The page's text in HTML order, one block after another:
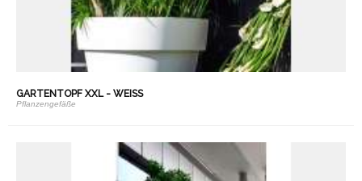
GARTENTOPF XXL - WEISS
Pflanzengefäße